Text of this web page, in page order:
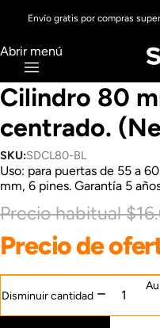
Envío gratis por compras
Abrir menú
Cilindro 80
centrado.
SKU:SDCL80-BL
Uso: para puertas de 55 a
mm, 6 pines. Garantía 5
Precio habitual
Precio de
Disminuir cantidad